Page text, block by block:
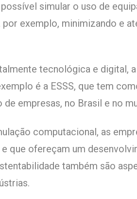
simular o uso de
por exemplo, minimizando e
tecnológica e digital,
é a ESSS, que tem
de empresas, no Brasil e no
computacional, as
que ofereçam um
também são